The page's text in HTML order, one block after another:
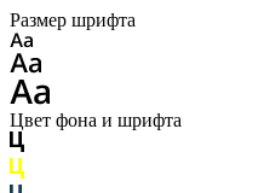
Размер шрифта
Цвет фона и шрифта